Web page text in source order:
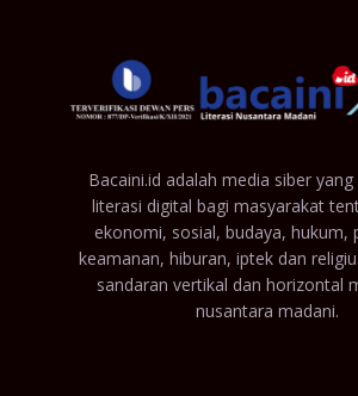
Bacaini.id adalah media siber
literasi digital bagi masyarakat
ekonomi, sosial, budaya, hukum,
keamanan, hiburan, iptek dan
sandaran vertikal dan horizontal
nusantara madani.